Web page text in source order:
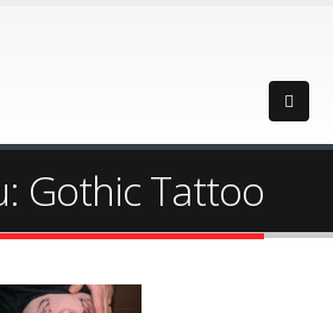
Gothic Tattoo